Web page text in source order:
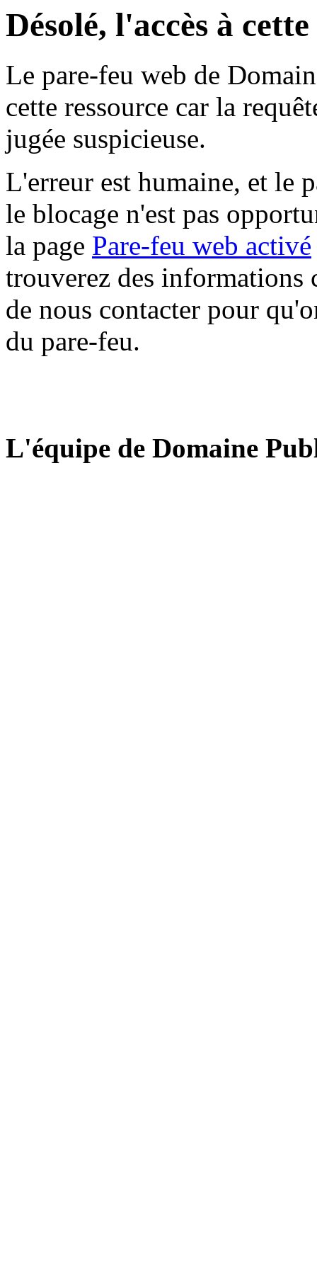
Désolé, l'accès à
Le pare-feu web de
cette ressource car la
jugée suspicieuse.
L'erreur est humaine, et le
le blocage n'est pas
la page Pare-feu web activé
trouverez des informations
de nous contacter pour
du pare-feu.
L'équipe de Domaine